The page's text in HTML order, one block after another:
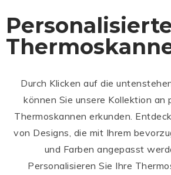
Durch Klicken auf die
können Sie unsere Kollektion an
Thermoskannen erkunden.
von Designs, die mit Ihrem
und Farben angepasst
Personalisieren Sie Ihre